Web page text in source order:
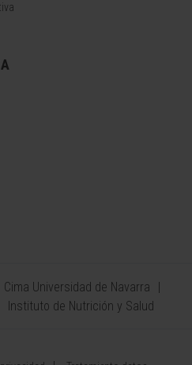
Cima Universidad de Navarra
Instituto de Nutrición y Salud